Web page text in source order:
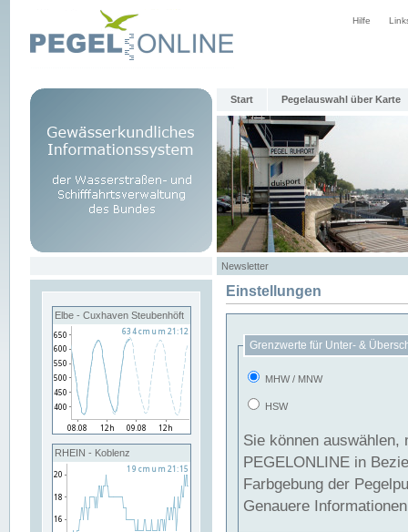
Hilfe
Start Pegelauswahl über Karte
Newsletter
Elbe - Cuxhaven Steubenhöft
RHEIN - Koblenz
Einstellungen
Grenzwerte für Unter- &
MHW / MNW
HSW
Sie können
PEGELONLINE in Beziehung
Farbgebung der
Genauere